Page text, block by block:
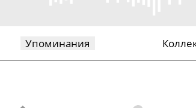
Упоминания